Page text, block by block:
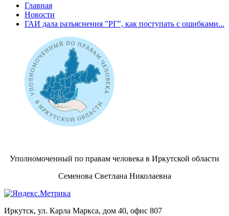
Главная
Новости
ГАИ дала разъяснения "РГ", как поступать с ошибками...
Уполномоченный по правам человека в Иркутской области
Семенова Светлана Николаевна
Иркутск, ул. Карла Маркса, дом 40, офис 807